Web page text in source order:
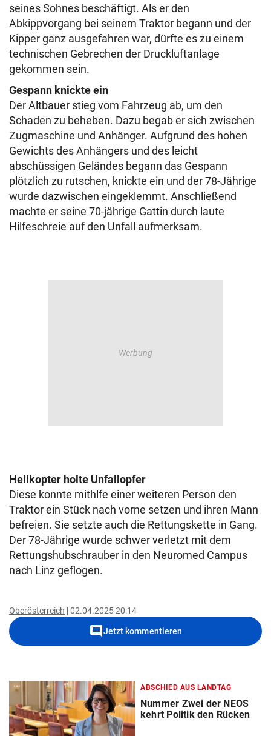
seines Sohnes beschäftigt. Als er den
Abkippvorgang bei seinem Traktor begann und der
Kipper ganz ausgefahren war, dürfte es zu einem
technischen Gebrechen der Druckluftanlage
gekommen sein.
Gespann knickte ein
Der Altbauer stieg vom Fahrzeug ab, um den
Schaden zu beheben. Dazu begab er sich zwischen
Zugmaschine und Anhänger. Aufgrund des hohen
Gewichts des Anhängers und des leicht
abschüssigen Geländes begann das Gespann
plötzlich zu rutschen, knickte ein und der 78-Jährige
wurde dazwischen eingeklemmt. Anschließend
machte er seine 70-jährige Gattin durch laute
Hilfeschreie auf den Unfall aufmerksam.
Helikopter holte Unfallopfer
Diese konnte mithlfe einer weiteren Person den
Traktor ein Stück nach vorne setzen und ihren Mann
befreien. Sie setzte auch die Rettungskette in Gang.
Der 78-Jährige wurde schwer verletzt mit dem
Rettungshubschrauber in den Neuromed Campus
nach Linz geflogen.
Oberösterreich 02.04.2025 20:14
commentJetzt kommentieren
ABSCHIED AUS LANDTAG
Nummer Zwei der NEOS
kehrt Politik den Rücken